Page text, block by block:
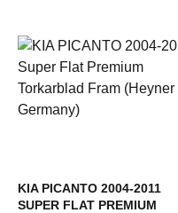
KIA PICANTO 2004-2011
SUPER FLAT PREMIUM